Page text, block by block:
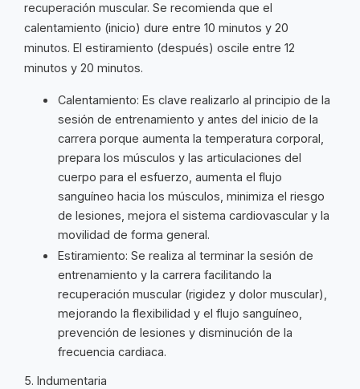
recuperación muscular. Se recomienda que el
calentamiento (inicio) dure entre 10 minutos y 20
minutos. El estiramiento (después) oscile entre 12
minutos y 20 minutos.
Calentamiento: Es clave realizarlo al principio de la
sesión de entrenamiento y antes del inicio de la
carrera porque aumenta la temperatura corporal,
prepara los músculos y las articulaciones del
cuerpo para el esfuerzo, aumenta el flujo
sanguíneo hacia los músculos, minimiza el riesgo
de lesiones, mejora el sistema cardiovascular y la
movilidad de forma general.
Estiramiento: Se realiza al terminar la sesión de
entrenamiento y la carrera facilitando la
recuperación muscular (rigidez y dolor muscular),
mejorando la flexibilidad y el flujo sanguíneo,
prevención de lesiones y disminución de la
frecuencia cardiaca.
5. Indumentaria